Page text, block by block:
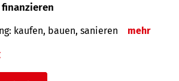
kaufen, bauen, sanieren mehr